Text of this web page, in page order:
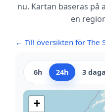
nu. Kartan baseras
en
← Till översikten för The
6h 24h 3
+